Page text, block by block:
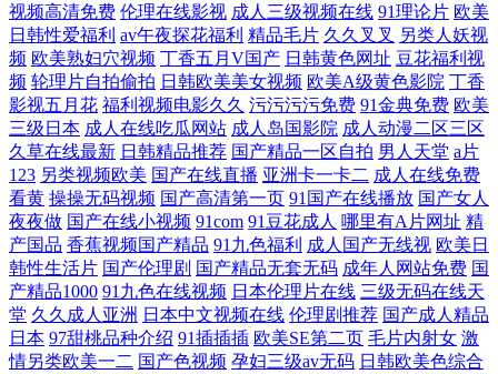
视频高清免费 伦理在线影视 成人三级视频在线 91理论片 欧美
日韩性爱福利 av午夜探花福利 精品毛片 久久叉叉 另类人妖视
频 欧美熟妇穴视频 丁香五月V国产 日韩黄色网址 豆花福利视
频 轮理片自拍偷拍 日韩欧美美女视频 欧美A级黄色影院 丁香
影视五月花 福利视频电影久久 污污污污免费 91金典免费 欧美
三级日本 成人在线吃瓜网站 成人岛国影院 成人动漫二区三区
久草在线最新 日韩精品推荐 国产精品一区自拍 男人天堂 a片
123 另类视频欧美 国产在线直播 亚洲卡一卡二 成人在线免费
看黄 操操无码视频 国产高清第一页 91国产在线播放 国产女人
夜夜做 国产在线小视频 91com 91豆花成人 哪里有A片网址 精
产国品 香蕉视频国产精品 91九色福利 成人国产无线视 欧美日
韩性生活片 国产伦理剧 国产精品无套无码 成年人网站免费 国
产精品1000 91九色在线视频 日本伦理片在线 三级无码在线天
堂 久久成人亚洲 日本中文视频在线 伦理剧推荐 国产成人精品
日本 97甜桃品种介绍 91插插插 欧美SE第二页 毛片内射女 激
情另类欧美一二 国产色视频 孕妇三级av无码 日韩欧美色综合